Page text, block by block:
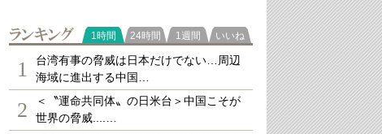
ランキング
1時間 24時間 1週間 いいね
1
台湾有事の脅威は日本だけでない…周辺
海域に進出する中国…
2
＜〝運命共同体〟の日米台＞中国こそが
世界の脅威....…